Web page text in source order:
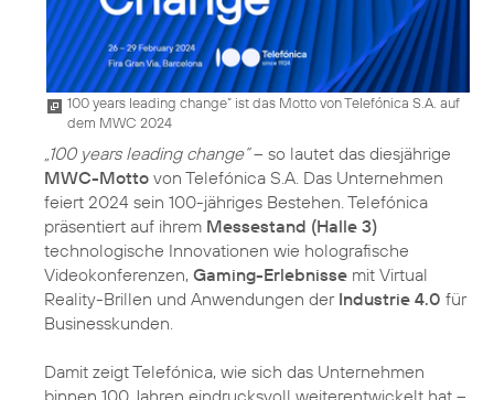
100 years leading change“ ist das Motto von Telefónica S.A. auf
dem MWC 2024
„100 years leading change“– so lautet das diesjährige
MWC-Motto von Telefónica S.A. Das Unternehmen
feiert 2024 sein 100-jähriges Bestehen. Telefónica
präsentiert auf ihrem Messestand (Halle 3)
technologische Innovationen wie holografische
Videokonferenzen, Gaming-Erlebnisse mit Virtual
Reality-Brillen und Anwendungen der Industrie 4.0 für
Businesskunden.
Damit zeigt Telefónica, wie sich das Unternehmen